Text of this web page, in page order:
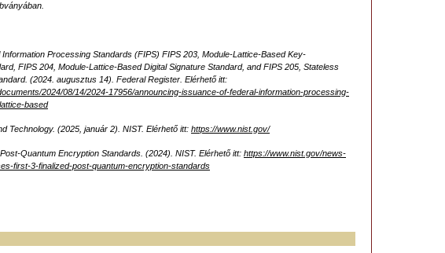
Processing Standards (FIPS) FIPS 203, Module-Lattice-Based Key-
FIPS 204, Module-Lattice-Based Digital Signature Standard, and FIPS 205, Stateless
(2024. augusztus 14). Federal Register. Elérhető itt:
2024/08/14/2024-17956/announcing-issuance-of-federal-information-processing-
based
Technology. (2025, január 2). NIST. Elérhető itt: https://www.nist.gov/
Quantum Encryption Standards. (2024). NIST. Elérhető itt: https://www.nist.gov/news-
first-3-finalized-post-quantum-encryption-standards